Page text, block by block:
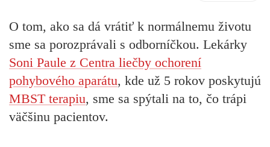
O tom, ako sa dá vrátiť k normálnemu životu
sme sa porozprávali s odborníčkou. Lekárky
Soni Paule z Centra liečby ochorení
pohybového aparátu, kde už 5 rokov poskytujú
MBST terapiu, sme sa spýtali na to, čo trápi
väčšinu pacientov.